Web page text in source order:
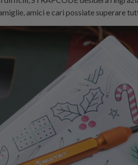
amici e cari possiate superare